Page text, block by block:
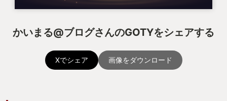
かいまる@ブログさんのGOTYをシェアする
Xでシェア 画像をダウンロード